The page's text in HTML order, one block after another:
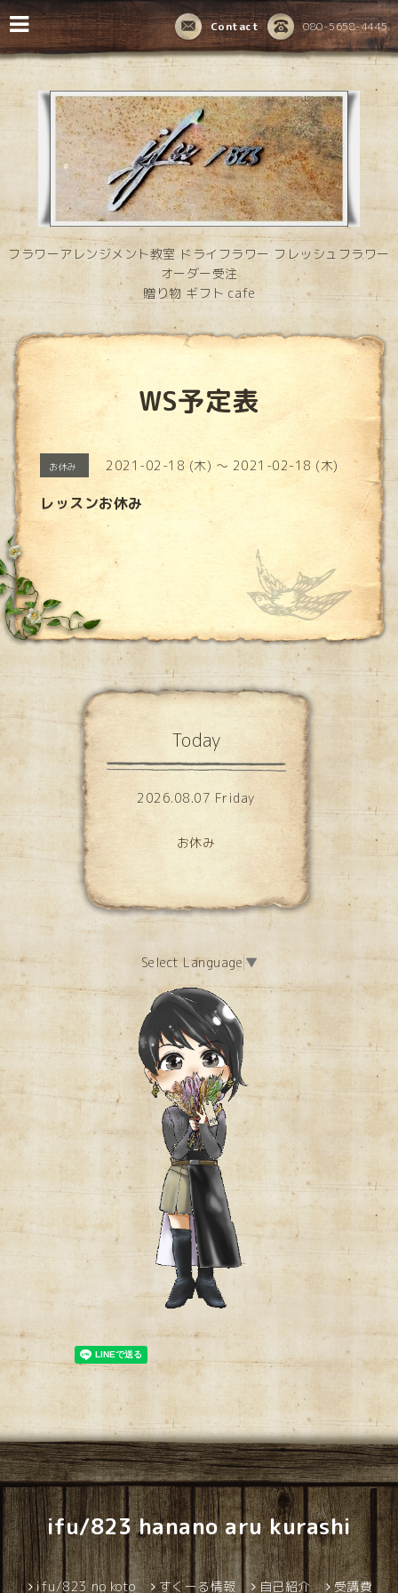
080-5658-4445
Contact
フラワーアレンジメント教室 ドライフラワー フレッシュフラワー
オーダー受注
贈り物 ギフト cafe
WS予定表
お休み 2021-02-18 (木) ～ 2021-02-18 (木)
レッスンお休み
Today
2026.08.07 Friday
お休み
Select Language ▼
ifu/823 hanano aru kurashi
ifu/823 no koto すくーる情報 自己紹介 受講費